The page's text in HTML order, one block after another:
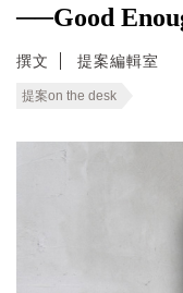
──Good
撰文 提案編輯室
提案on the desk